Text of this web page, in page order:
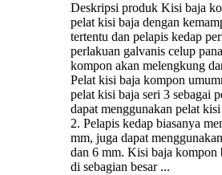
Deskripsi produk Kisi baja
pelat kisi baja dengan
tertentu dan pelapis kedap
perlakuan galvanis celup
kompon akan melengkung
Pelat kisi baja kompon
pelat kisi baja seri 3 sebagai
dapat menggunakan pelat
2. Pelapis kedap biasanya
mm, juga dapat
dan 6 mm. Kisi baja kompon
di sebagian besar ...